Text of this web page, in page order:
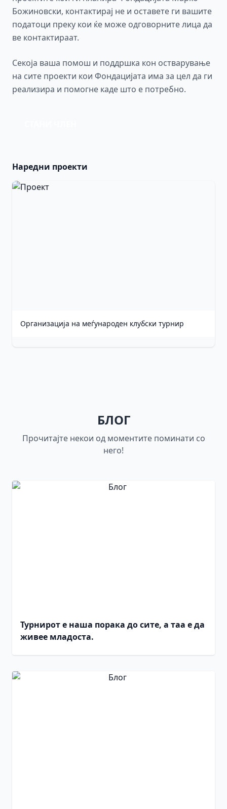
Божиновски, контактирај не и оставете ги вашите
податоци преку кои ќе може одговорните лица да
ве контактираат.
Секоја ваша помош и поддршка кон остварување
на сите проекти кои Фондацијата има за цел да ги
реализира и помогне каде што е потребно.
Наредни проекти
Организација на меѓународен клубски турнир
БЛОГ
Прочитајте некои од моментите поминати со
него!
Турнирот е наша порака до сите, а таа е да
живее младоста.